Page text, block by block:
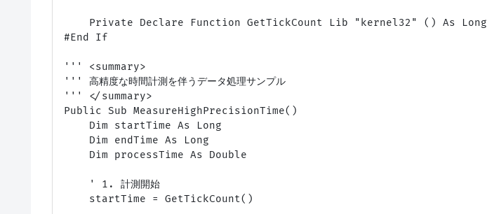
    Private Declare Function GetTickCount Lib "kernel32" () As Long
#End If
''' <summary>
''' 高精度な時間計測を伴うデータ処理サンプル
''' </summary>
Public Sub MeasureHighPrecisionTime()
    Dim startTime As Long
    Dim endTime As Long
    Dim processTime As Double
    ' 1. 計測開始
    startTime = GetTickCount()